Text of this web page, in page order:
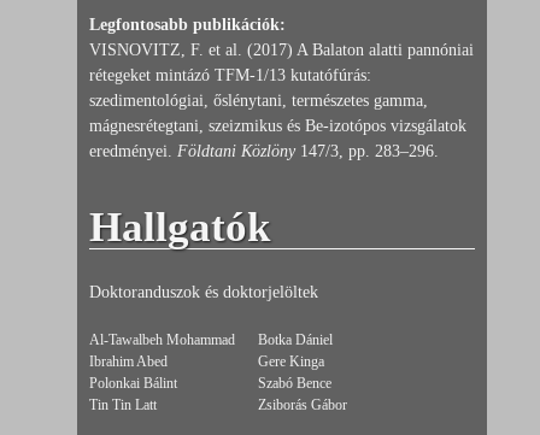
Legfontosabb publikációk:
VISNOVITZ, F. et al. (2017) A Balaton alatti pannóniai
rétegeket mintázó TFM-1/13 kutatófúrás:
szedimentológiai, őslénytani, természetes gamma,
mágnesrétegtani, szeizmikus és Be-izotópos vizsgálatok
eredményei. Földtani Közlöny 147/3, pp. 283–296.
Hallgatók
Doktoranduszok és doktorjelöltek
Al-Tawalbeh Mohammad
Ibrahim Abed
Botka Dániel
Gere Kinga
Polonkai Bálint
Szabó Bence
Tin Tin Latt
Zsiborás Gábor